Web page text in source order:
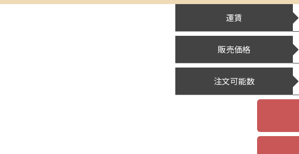
運賃
販売価格
注文可能数